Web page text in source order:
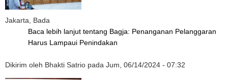
Jakarta, Bada
Baca lebih lanjut tentang Bagja: Penanganan Pelanggaran
Harus Lampaui Penindakan
Dikirim oleh Bhakti Satrio pada Jum, 06/14/2024 - 07:32